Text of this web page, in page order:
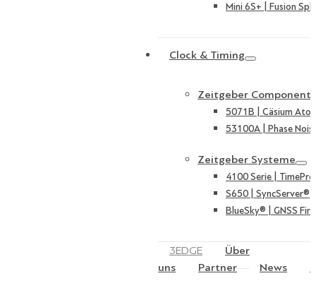
Mini 6S+ | Fusion
Clock & Timing
Zeitgeber
5071B | Cäsium
53100A | Phase
Zeitgeber Systeme
4100 Serie |
S650 | SyncServer®
BlueSky® | GNSS
3EDGE
Über
uns
Partner News